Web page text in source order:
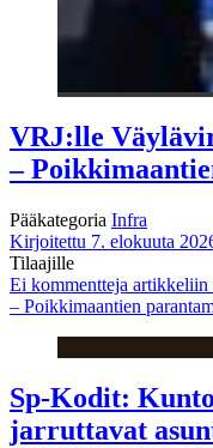
VRJ:lle
–
Pääkategoria Infra
Kirjoitettu 7. elokuuta
Tilaajille
Ei kommentteja artikkeliin
– Poikkimaantien
Sp-Kodit:
jarruttavat